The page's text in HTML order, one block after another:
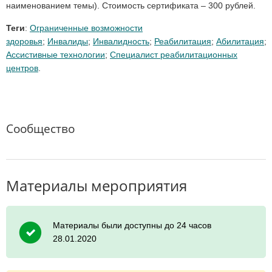
наименованием темы). Стоимость сертификата – 300 рублей.
Теги: Ограниченные возможности
здоровья; Инвалиды; Инвалидность; Реабилитация; Абилитация;
Ассистивные технологии; Специалист реабилитационных
центров.
Сообщество
Материалы мероприятия
Материалы были доступны до 24 часов
28.01.2020